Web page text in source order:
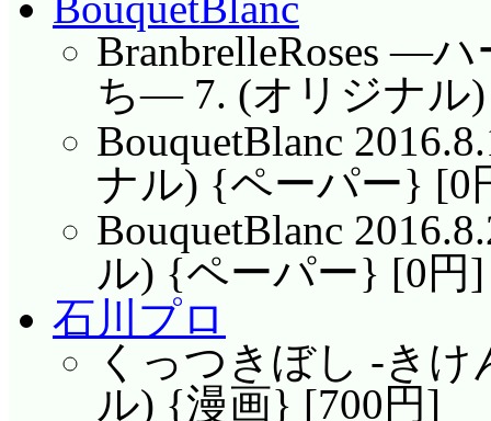
BranbrelleRoses ―
ち― 7. (オリジナル
BouquetBlanc
ナル) {ペーパー} [0
BouquetBlanc
ル) {ペーパー} [0円]
石川プロ
くっつきぼし -き
ル) {漫画} [700円]